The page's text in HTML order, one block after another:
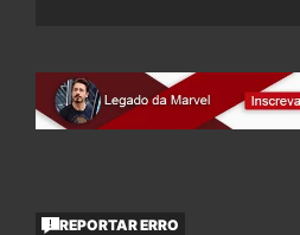
REPORTAR ERRO